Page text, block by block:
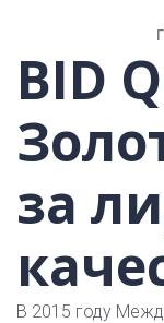
BID
за
В 2015 году